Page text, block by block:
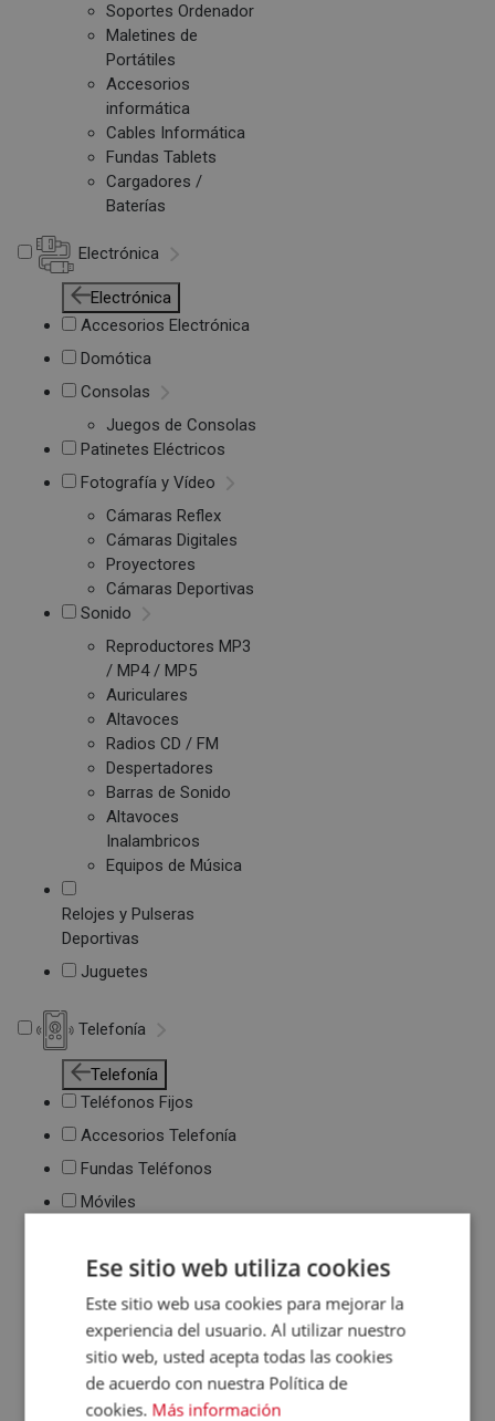
Soportes Ordenador
Maletines de
Portátiles
Accesorios
informática
Cables Informática
Fundas Tablets
Cargadores /
Baterías
Electrónica
Electrónica
Accesorios Electrónica
Domótica
Consolas
Juegos de Consolas
Patinetes Eléctricos
Fotografía y Vídeo
Cámaras Reflex
Cámaras Digitales
Proyectores
Cámaras Deportivas
Sonido
Reproductores MP3
/ MP4 / MP5
Auriculares
Altavoces
Radios CD / FM
Despertadores
Barras de Sonido
Altavoces
Inalambricos
Equipos de Música
Relojes y Pulseras
Deportivas
Juguetes
Telefonía
Telefonía
Teléfonos Fijos
Accesorios Telefonía
Fundas Teléfonos
Móviles
Ese sitio web utiliza cookies
Este sitio web usa cookies para mejorar la
experiencia del usuario. Al utilizar nuestro
sitio web, usted acepta todas las cookies
de acuerdo con nuestra Política de
cookies. Más información